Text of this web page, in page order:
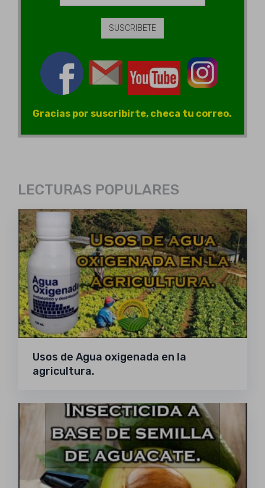
Gracias por suscribirte, checa tu correo.
LECTURAS POPULARES
Usos de Agua oxigenada en la
agricultura.